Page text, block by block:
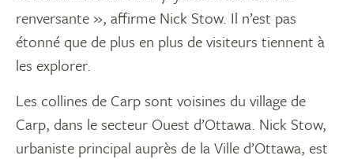
renversante », affirme Nick Stow. Il n’est pas
étonné que de plus en plus de visiteurs tiennent à
les explorer.
Les collines de Carp sont voisines du village de
Carp, dans le secteur Ouest d’Ottawa. Nick Stow,
urbaniste principal auprès de la Ville d’Ottawa, est